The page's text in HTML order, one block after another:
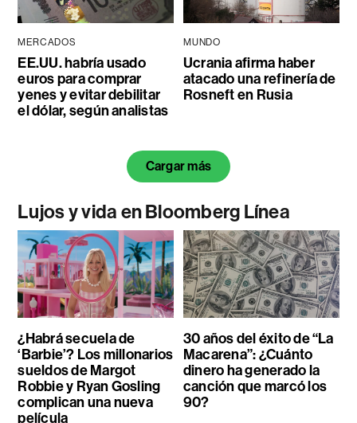
MERCADOS
EE.UU. habría usado
euros para comprar
yenes y evitar debilitar
el dólar, según analistas
MUNDO
Ucrania afirma haber
atacado una refinería de
Rosneft en Rusia
Cargar más
Lujos y vida en Bloomberg Línea
¿Habrá secuela de
‘Barbie’? Los millonarios
sueldos de Margot
Robbie y Ryan Gosling
complican una nueva
película
30 años del éxito de “La
Macarena”: ¿Cuánto
dinero ha generado la
canción que marcó los
90?